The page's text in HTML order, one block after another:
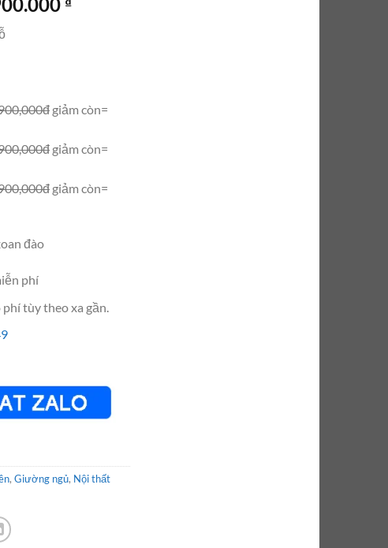
giảm còn=
giảm còn=
giảm còn=
đào
phí
tùy theo xa gần.
, Giường ngủ, Nội thất